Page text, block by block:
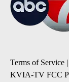
Terms of Service |
KVIA-TV FCC